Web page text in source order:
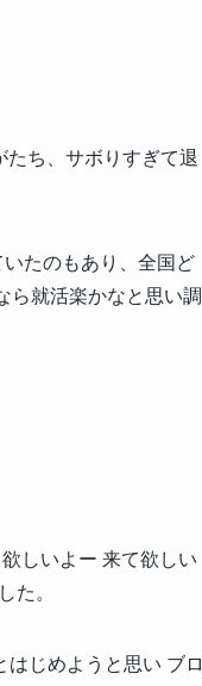
ち、サボりすぎて退
たのもあり、全国ど
ら就活楽かなと思い調
しいよー 来て欲しい
。
じめようと思い ブロ